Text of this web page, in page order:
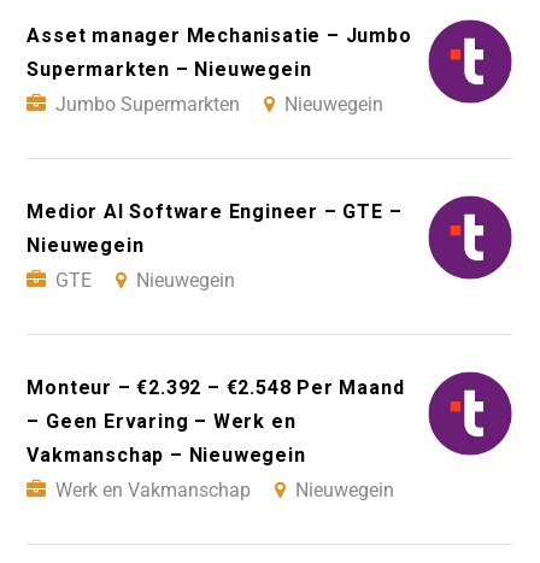
Asset manager Mechanisatie – Jumbo
Supermarkten – Nieuwegein
Jumbo Supermarkten
Nieuwegein
Medior AI Software Engineer – GTE –
Nieuwegein
GTE
Nieuwegein
Monteur – €2.392 – €2.548 Per Maand
– Geen Ervaring – Werk en
Vakmanschap – Nieuwegein
Werk en Vakmanschap
Nieuwegein